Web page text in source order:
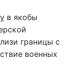
в якобы
границы с
военных